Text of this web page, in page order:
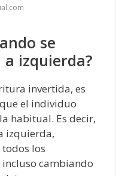
se
a izquierda?
invertida, es
el individuo
habitual. Es decir,
izquierda,
los
incluso cambiando